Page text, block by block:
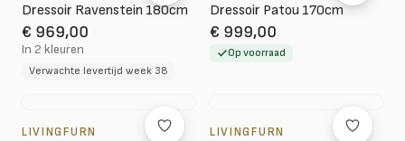
Dressoir Ravenstein 180cm
€ 969,00
In 2 kleuren
Verwachte levertijd week 38
Dressoir Patou 170cm
€ 999,00
Op voorraad
LIVINGFURN LIVINGFURN